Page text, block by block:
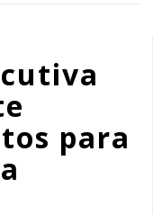
para